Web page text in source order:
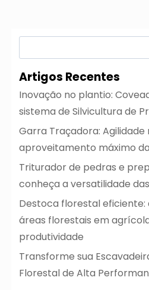
Artigos Recentes
Inovação no plantio:
sistema de Silvicultura de
Garra Traçadora: Agilidade
aproveitamento máximo
Triturador de pedras e
conheça a versatilidade das
Destoca florestal
áreas florestais em
produtividade
Transforme sua
Florestal de Alta